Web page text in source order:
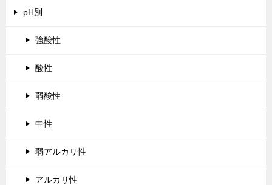
pH別
強酸性
酸性
弱酸性
中性
弱アルカリ性
アルカリ性